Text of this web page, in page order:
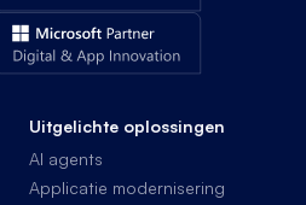
Uitgelichte oplossingen
AI agents
Applicatie modernisering